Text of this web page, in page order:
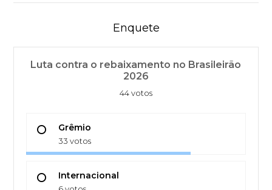
Enquete
Luta contra o rebaixamento no Brasileirão
2026
44 votos
Grêmio
33 votos
Internacional